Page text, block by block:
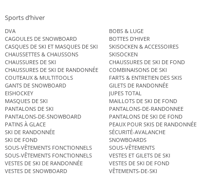
Sports d’hiver
DVA
BOBS & LUGE
CAGOULES DE SNOWBOARD
BOTTES D’HIVER
CASQUES DE SKI ET MASQUES DE SKI
SKISOCKEN & ACCESSOIRES
CHAUSSETTES & CHAUSSONS
SKISOCKEN
CHAUSSURES DE SKI
CHAUSSURES DE SKI DE FOND
CHAUSSURES DE SKI DE RANDONNÉE
COMBINAISONS DE SKI
COUTEAUX & MULTITOOLS
FARTS & ENTRETIEN DES SKIS
GANTS DE SNOWBOARD
GILETS DE RANDONNÉE
EISHOCKEY
JUPES TOTAL
MASQUES DE SKI
MAILLOTS DE SKI DE FOND
PANTALONS DE SKI
PANTALONS-DE-RANDONNEE
PANTALONS-DE-SNOWBOARD
PANTALONS DE SKI DE FOND
PATINS À GLACE
PEAUX POUR SKIS DE RANDONNÉE
SKI DE RANDONNÉE
SÉCURITÉ-AVALANCHE
SKI DE FOND
SNOWBOARDS
SOUS-VÊTEMENTS FONCTIONNELS
SOUS-VÊTEMENTS
SOUS-VÊTEMENTS FONCTIONNELS
VESTES ET GILETS DE SKI
VESTES DE SKI DE RANDONNÉE
VESTES DE SKI DE FOND
VESTES DE SNOWBOARD
VÊTEMENTS-DE-SKI